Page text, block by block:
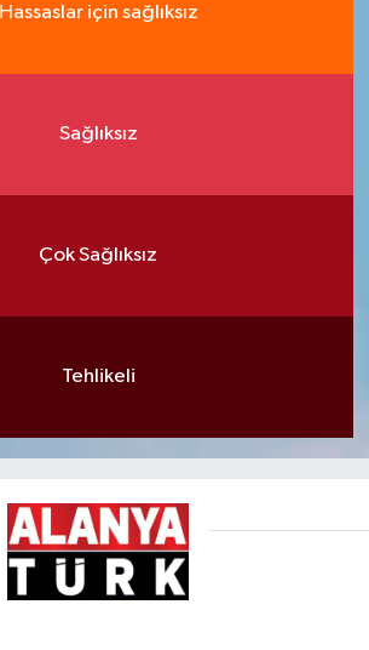
Hassaslar için sağlıksız
Sağlıksız
Çok Sağlıksız
Tehlikeli